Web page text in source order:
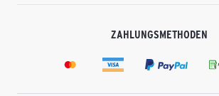
ZAHLUNGSMETHODEN